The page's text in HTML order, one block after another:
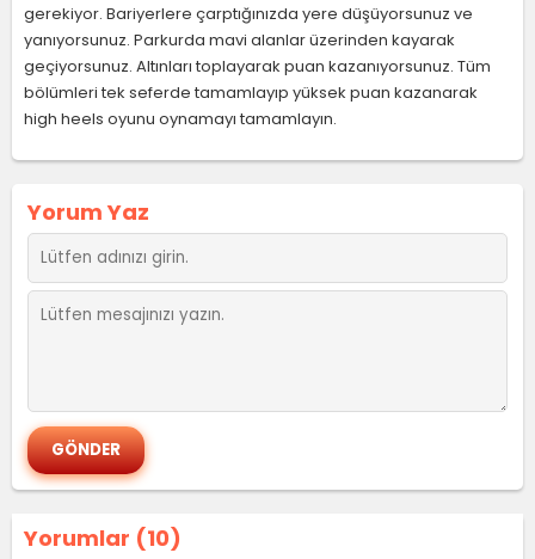
gerekiyor. Bariyerlere çarptığınızda yere düşüyorsunuz ve
yanıyorsunuz. Parkurda mavi alanlar üzerinden kayarak
geçiyorsunuz. Altınları toplayarak puan kazanıyorsunuz. Tüm
bölümleri tek seferde tamamlayıp yüksek puan kazanarak
high heels oyunu oynamayı tamamlayın.
Yorumlar (10)
Yorum Yaz